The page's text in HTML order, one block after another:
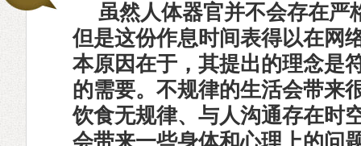
虽然人体器官并不会存在严
但是这份作息时间表得以在网
本原因在于，其提出的理念是
的需要。不规律的生活会带来
饮食无规律、与人沟通存在时